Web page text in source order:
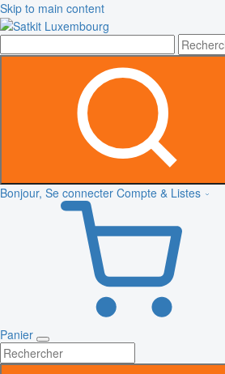
Skip to main content
Bonjour, Se connecter Compte & Listes
Panier